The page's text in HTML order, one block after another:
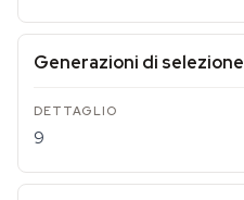
Generazioni di selezione
9